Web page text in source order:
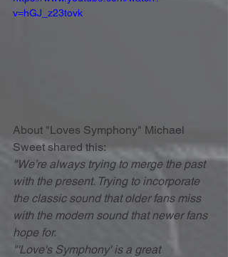
v=hGJ_z23tovk
About "Loves Symphony" Michael
Sweet shared this:
"We’re always trying to merge the past
with the present. Trying to incorporate
the classic sound that older fans miss
with the modern sound that newer fans
hope for.
"'Love's Symphony' is a great